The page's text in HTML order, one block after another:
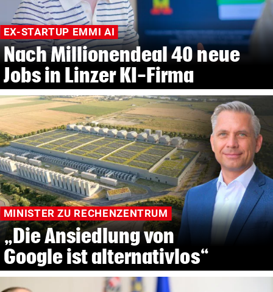
EX-STARTUP EMMI AI
Nach Millionendeal 40 neue
Jobs in Linzer KI-Firma
MINISTER ZU RECHENZENTRUM
„Die Ansiedlung von
Google ist alternativlos“